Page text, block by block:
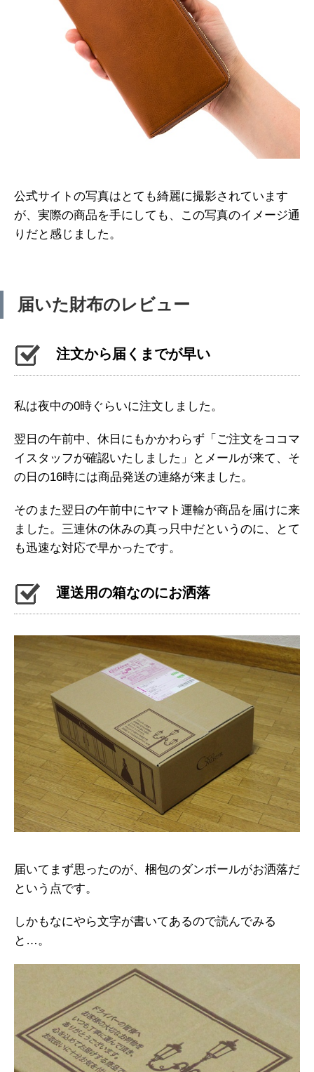
公式サイトの写真はとても綺麗に撮影されています
が、実際の商品を手にしても、この写真のイメージ通
りだと感じました。
届いた財布のレビュー
注文から届くまでが早い
私は夜中の0時ぐらいに注文しました。
翌日の午前中、休日にもかかわらず「ご注文をココマ
イスタッフが確認いたしました」とメールが来て、そ
の日の16時には商品発送の連絡が来ました。
そのまた翌日の午前中にヤマト運輸が商品を届けに来
ました。三連休の休みの真っ只中だというのに、とて
も迅速な対応で早かったです。
運送用の箱なのにお洒落
届いてまず思ったのが、梱包のダンボールがお洒落だ
という点です。
しかもなにやら文字が書いてあるので読んでみる
と…。